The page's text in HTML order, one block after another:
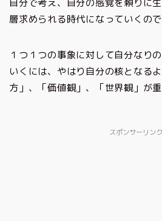
自分で考え、自分の感覚を頼りに
層求められる時代になっていくので
１つ１つの事象に対して自分なり
いくには、やはり自分の核となる
方」、「価値観」、「世界観」が
スポンサーリンク